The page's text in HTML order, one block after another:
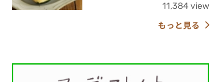
11,384 view
もっと見る